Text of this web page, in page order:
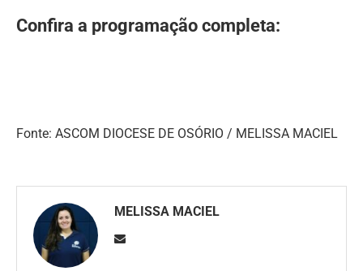
Confira a programação completa:
Fonte: ASCOM DIOCESE DE OSÓRIO / MELISSA MACIEL
MELISSA MACIEL